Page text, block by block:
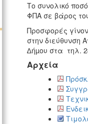
Το συνολικό
ΦΠΑ σε βάρος
Προσφορές
στην διεύθυνση
∆ήµου στα τηλ.
Αρχεία